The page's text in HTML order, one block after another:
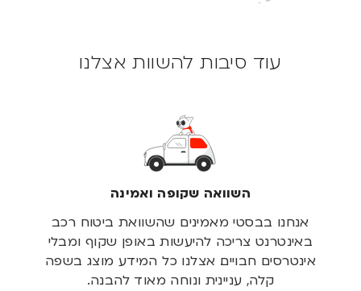
עוד סיבות להשוות אצלנו
השוואה שקופה ואמינה
אנחנו בבסטי מאמינים שהשוואת ביטוח רכב
באינטרנט צריכה להיעשות באופן שקוף ומבלי
אינטרסים חבויים. אצלנו כל המידע מוצג בשפה
קלה, עניינית ונוחה מאוד להבנה.